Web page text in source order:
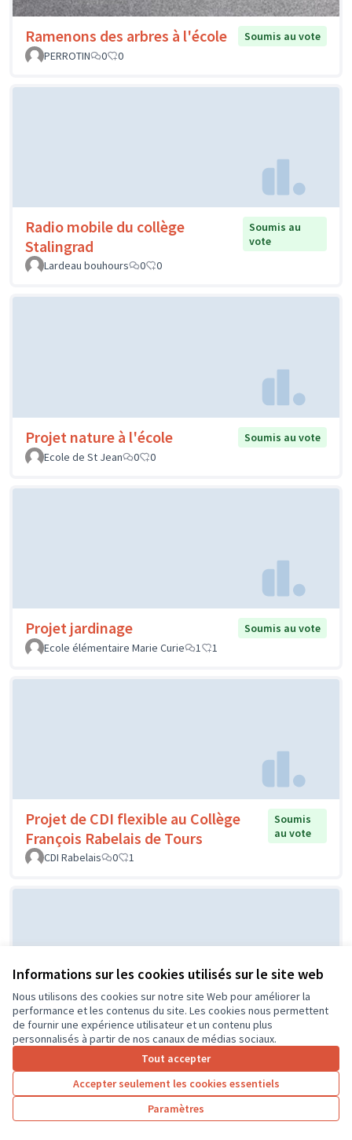
Informations sur les cookies utilisés sur le site web
Nous utilisons des cookies sur notre site Web pour améliorer la
performance et les contenus du site. Les cookies nous permettent
de fournir une expérience utilisateur et un contenu plus
personnalisés à partir de nos canaux de médias sociaux.
Tout accepter
Accepter seulement les cookies essentiels
Paramètres
Ramenons des arbres à l'école
Soumis au vote
PERROTIN
0 0
Radio mobile du collège
Stalingrad
Soumis au
vote
Lardeau bouhours
0 0
Projet nature à l'école
Soumis au vote
Ecole de St Jean
0 0
Projet jardinage
Soumis au vote
Ecole élémentaire Marie Curie
1 1
Projet de CDI flexible au Collège
François Rabelais de Tours
Soumis
au vote
CDI Rabelais
0 1
Projet d'un city stade par le CME
de l'Île Bouchard
Soumis au
vote